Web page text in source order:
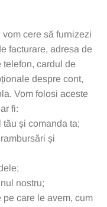
cere să furnizezi
facturare, adresa de
telefon, cardul de
despre cont,
Vom folosi aceste
fi:
și comanda ta;
și
nostru;
care le avem, cum